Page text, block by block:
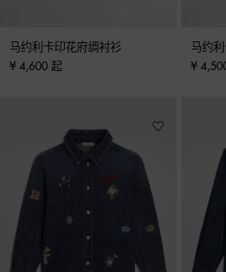
马约利卡印花府绸衬衫
¥ 4,600 起
马约
¥